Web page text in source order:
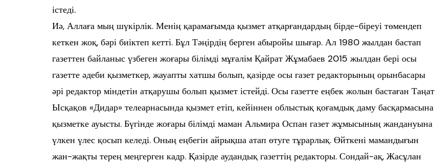
істеді.
Иә, Аллаға мың шүкірлік. Менің қарамағымда қызмет атқарғандардың бірде-біреуі төмендеп
кеткен жоқ, бәрі биіктеп кетті. Бұл Тәңірдің берген абыройы шығар. Ал 1980 жылдан бастап
газеттен байланыс үзбеген жоғары білімді мұғалім Қайрат Жұмабаев 2015 жылдан бері осы
газетте әдеби қызметкер, жауапты хатшы болып, қазірде осы газет редакторының орынбасары
әрі редактор міндетін атқарушы болып қызмет істейді. Осы газетте еңбек жолын бастаған Таңат
Ысқақов «Дидар» телеарнасында қызмет етіп, кейіннен облыстық қоғамдық даму басқармасына
қызметке ауысты. Бүгінде жоғары білімді маман Альмира Оспан газет жұмысының жандануына
үлкен үлес қосып келеді. Оның еңбегін айрықша атап өтуге тұрарлық. Өйткені мамандығын
жан-жақты терең меңгерген кадр. Қазірде аудандық газеттің редакторы. Сондай-ақ, Жасұлан